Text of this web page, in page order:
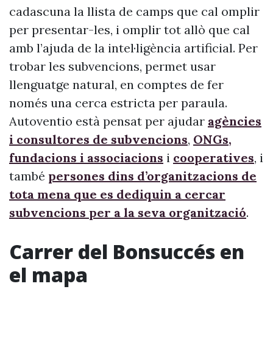
cadascuna la llista de camps que cal omplir
per presentar-les, i omplir tot allò que cal
amb l’ajuda de la intel·ligència artificial. Per
trobar les subvencions, permet usar
llenguatge natural, en comptes de fer
només una cerca estricta per paraula.
Autoventio està pensat per ajudar agències
i consultores de subvencions, ONGs,
fundacions i associacions i cooperatives, i
també persones dins d’organitzacions de
tota mena que es dediquin a cercar
subvencions per a la seva organització.
Carrer del Bonsuccés en
el mapa